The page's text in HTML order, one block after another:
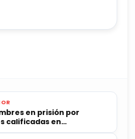
en prisión por
calificadas en